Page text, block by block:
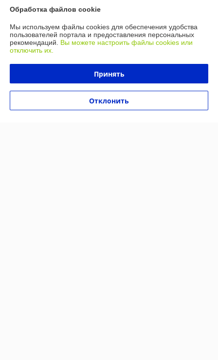
ул. Бабушкина, 2, Минск, Беларусь
Контакты
Сегодня работает с 08:30 до 16:00
Обработка файлов cookie
Мы используем файлы cookies для обеспечения удобства
пользователей портала и предоставления персональных
рекомендаций. Вы можете настроить файлы cookies или
отключить их.
Принять
Отклонить